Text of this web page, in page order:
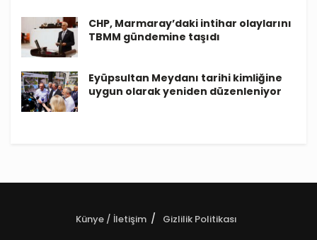
CHP, Marmaray’daki intihar olaylarını
TBMM gündemine taşıdı
Eyüpsultan Meydanı tarihi kimliğine
uygun olarak yeniden düzenleniyor
Künye / İletişim Gizlilik Politikası